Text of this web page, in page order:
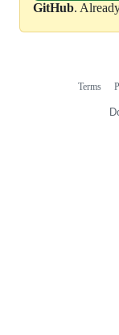
GitHub.
Terms